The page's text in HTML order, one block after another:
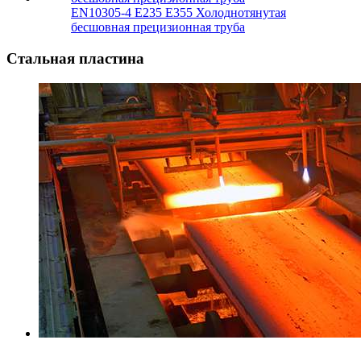
EN10305-4 E235 E355 Холоднотянутая
бесшовная прецизионная труба
Стальная пластина